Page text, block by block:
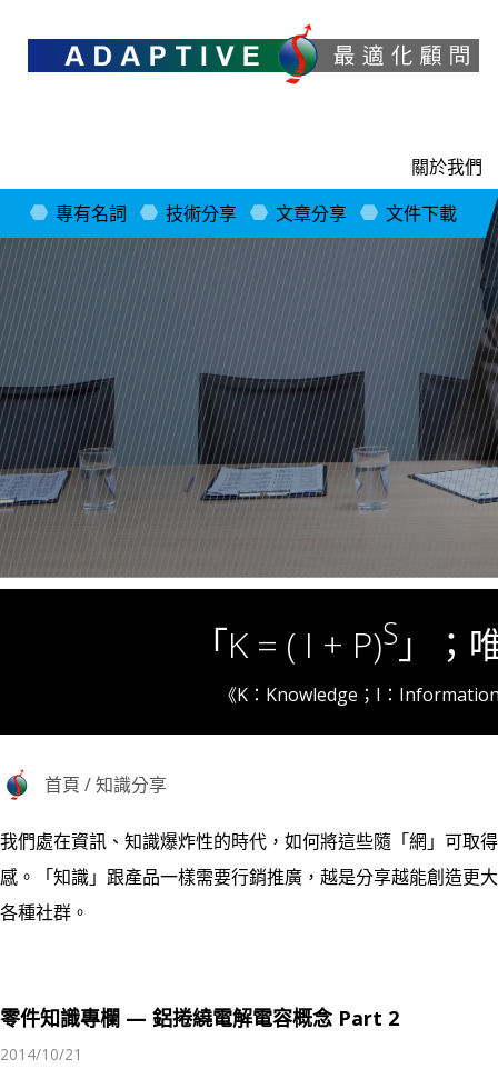
關於我們
專有名詞
技術分享 文章分享 文件下載
「K = ( I + P)S 」；
《K：Knowledge；I：
首頁 /知識分享
我們處在資訊、知識爆炸性的時代，如何將這些隨「網」可取
感。「知識」跟產品一樣需要行銷推廣，越是分享越能創造更
各種社群。
零件知識專欄 — 鋁捲繞電解電容概念 Part 2
2014/10/21